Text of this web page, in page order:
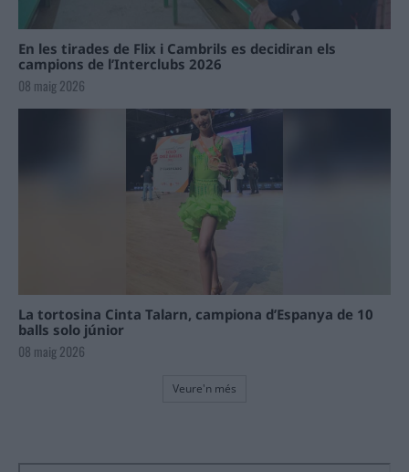
En les tirades de Flix i Cambrils es decidiran els
campions de l’Interclubs 2026
08 maig 2026
La tortosina Cinta Talarn, campiona d’Espanya de 10
balls solo júnior
08 maig 2026
Veure'n més